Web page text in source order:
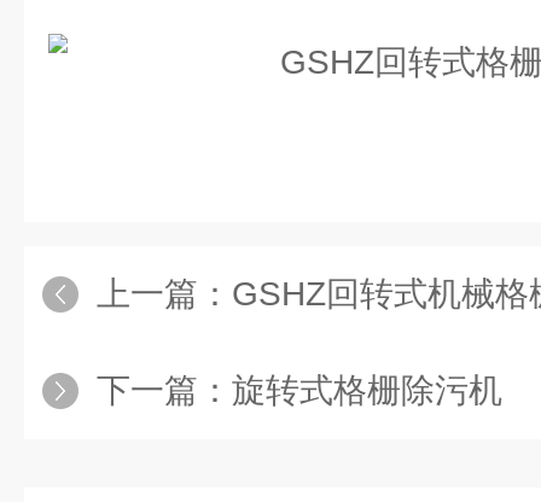
上一篇： GSHZ回转式机械格
下一篇： 旋转式格栅除污机